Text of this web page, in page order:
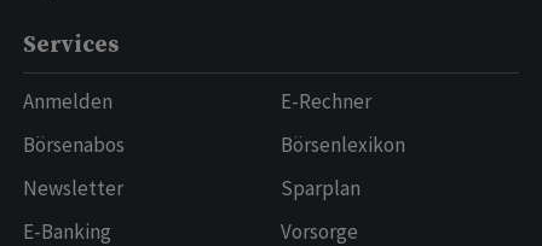
Services
Anmelden
Börsenabos
Newsletter
E-Banking
E-Rechner
Börsenlexikon
Sparplan
Vorsorge